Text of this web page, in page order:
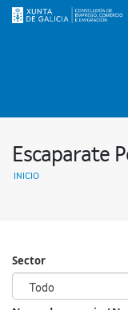
Escaparate
INICIO
Sector
Todo
Sector